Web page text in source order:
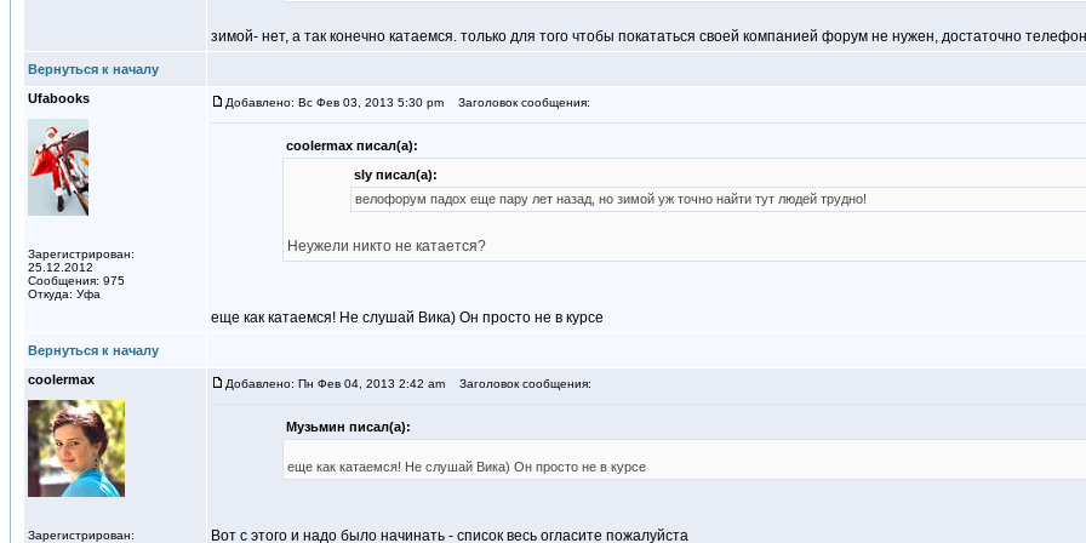
зимой- нет, а так конечно катаемся. только для того чтобы покататься своей компанией форум не нужен, достаточно
Вернуться к началу
Ufаbooks
Зарегистрирован:
25.12.2012
Сообщения: 975
Откуда: Уфа
Добавлено: Вс Фев 03, 2013 5:30 pm Заголовок сообщения:
coolermax писал(а):
sly писал(а):
велофорум падох еще пару лет назад, но зимой уж точно найти тут людей трудно!
Неужели никто не катается?
еще как катаемся! Не слушай Вика) Он просто не в курсе
Вернуться к началу
coolermax
Зарегистрирован:
Добавлено: Пн Фев 04, 2013 2:42 am Заголовок сообщения:
Музьмин писал(а):
еще как катаемся! Не слушай Вика) Он просто не в курсе
Вот с этого и надо было начинать - список весь огласите пожалуйста